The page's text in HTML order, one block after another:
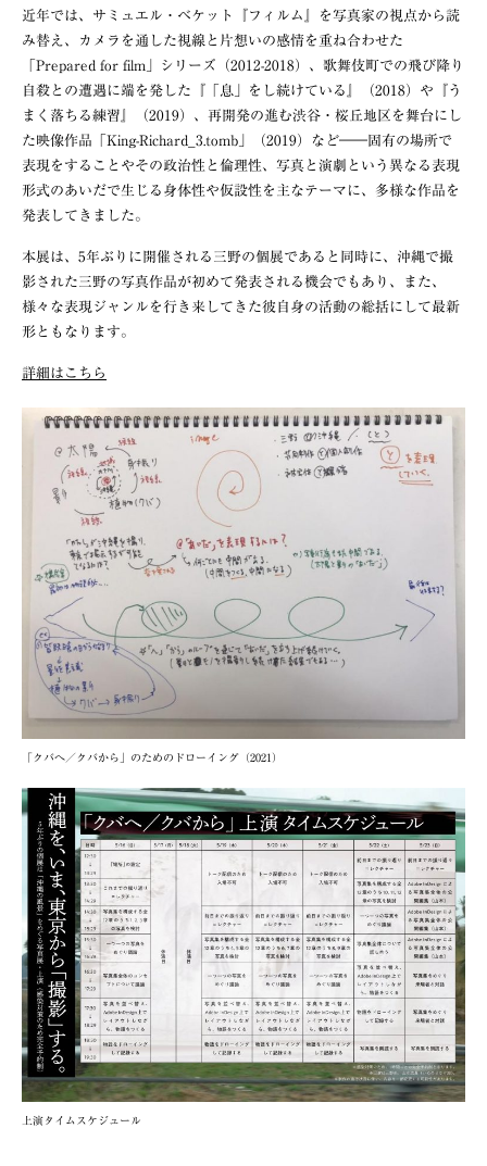
近年では、サミュエル・ベケット『フィルム』を写真家の視点から読
み替え、カメラを通した視線と片想いの感情を重ね合わせた
「Prepared for film」シリーズ（2012-2018）、歌舞伎町での飛び降り
自殺との遭遇に端を発した『「息」をし続けている』（2018）や『う
まく落ちる練習』（2019）、再開発の進む渋谷・桜丘地区を舞台にし
た映像作品「King-Richard_3.tomb」（2019）など――固有の場所で
表現をすることやその政治性と倫理性、写真と演劇という異なる表現
形式のあいだで生じる身体性や仮設性を主なテーマに、多様な作品を
発表してきました。
本展は、5年ぶりに開催される三野の個展であると同時に、沖縄で撮
影された三野の写真作品が初めて発表される機会でもあり、また、
様々な表現ジャンルを行き来してきた彼自身の活動の総括にして最新
形ともなります。
詳細はこちら
「クバへ／クバから」のためのドローイング（2021）
上演タイムスケジュール